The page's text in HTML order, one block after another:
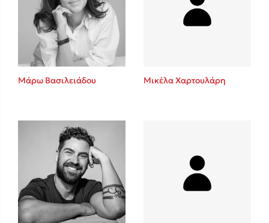
Mel Robbins
Η μέθοδος Αφήστε τους
Δημοφιλείς Συγγραφείς
Φυστίκι ΠουΚυλάει
Παύλος Καστανάς
Μάρω Βασιλειάδου Μικέλα Χαρτουλάρη